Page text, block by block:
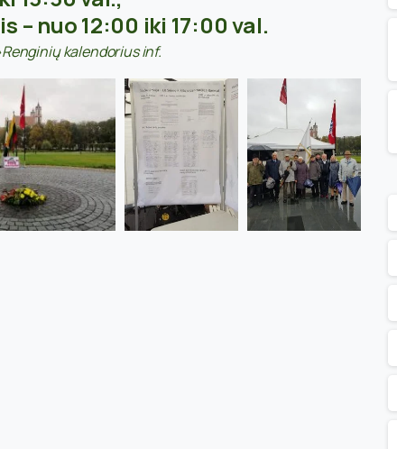
– nuo 12:00 iki 17:00 val.
kalendorius inf.